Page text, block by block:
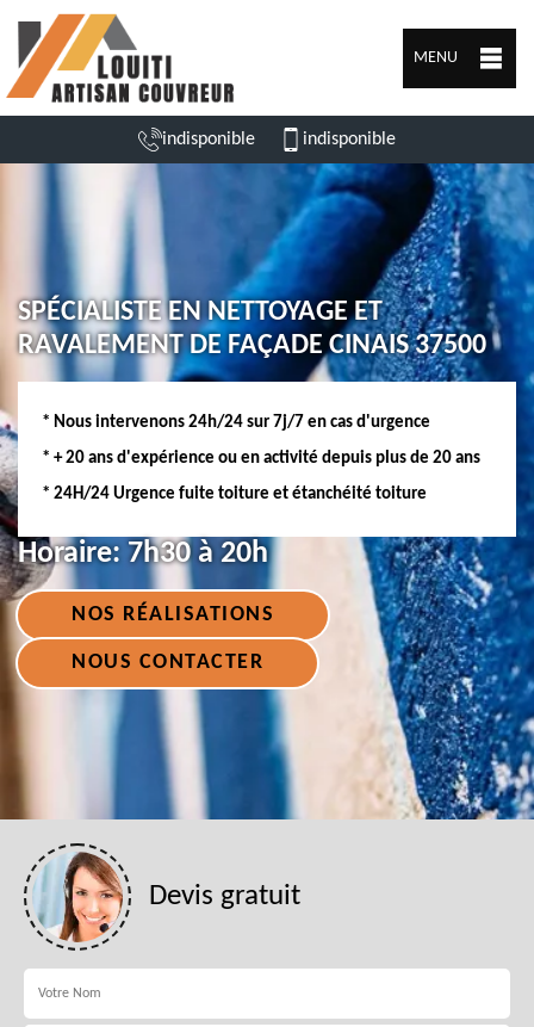
MENU
indisponible indisponible
SPÉCIALISTE EN NETTOYAGE ET
RAVALEMENT DE FAÇADE CINAIS 37500
* Nous intervenons 24h/24 sur 7j/7 en cas d'urgence
* + 20 ans d'expérience ou en activité depuis plus de 20 ans
* 24H/24 Urgence fuite toiture et étanchéité toiture
Horaire: 7h30 à 20h
NOS RÉALISATIONS
NOUS CONTACTER
Devis gratuit